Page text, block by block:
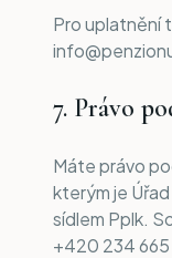
Pro uplatnění
7. Právo
Máte právo
kterým je
sídlem Pplk.
+420 234 665